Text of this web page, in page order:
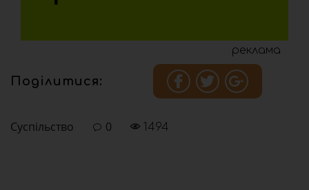
реклама
Поділитися:
Суспільство 0 1494